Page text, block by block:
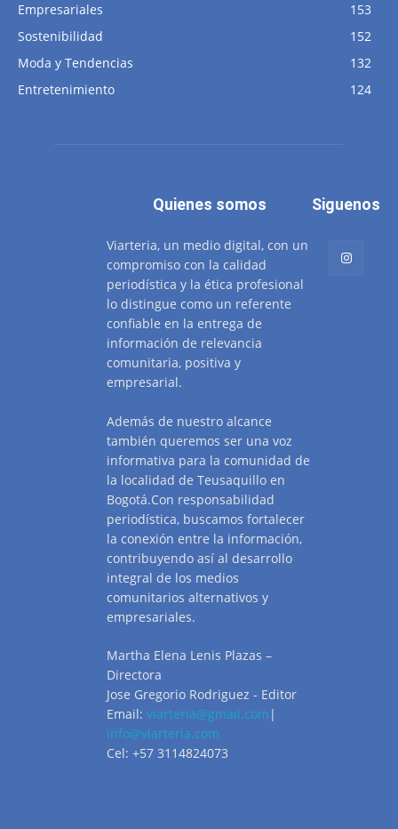
Empresariales
153
Sostenibilidad
152
Moda y Tendencias
132
Entretenimiento
124
Quienes somos
Viarteria, un medio digital, con un
compromiso con la calidad
periodística y la ética profesional
lo distingue como un referente
confiable en la entrega de
información de relevancia
comunitaria, positiva y
empresarial.
Además de nuestro alcance
también queremos ser una voz
informativa para la comunidad de
la localidad de Teusaquillo en
Bogotá.Con responsabilidad
periodística, buscamos fortalecer
la conexión entre la información,
contribuyendo así al desarrollo
integral de los medios
comunitarios alternativos y
empresariales.
Martha Elena Lenis Plazas –
Directora
Jose Gregorio Rodriguez - Editor
Email: viarteria@gmail.com |
info@viarteria.com
Cel: +57 3114824073
Siguenos